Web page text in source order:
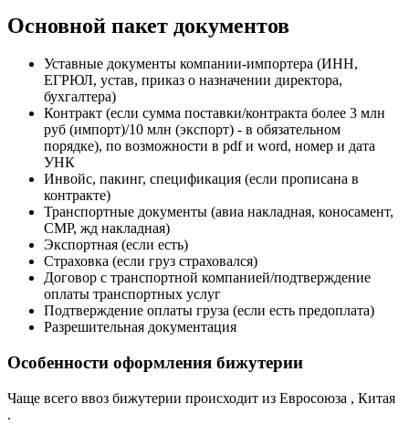
Основной пакет документов
Уставные документы компании-импортера (ИНН,
ЕГРЮЛ, устав, приказ о назначении директора,
бухгалтера)
Контракт (если сумма поставки/контракта более 3 млн
руб (импорт)/10 млн (экспорт) - в обязательном
порядке), по возможности в pdf и word, номер и дата
УНК
Инвойс, пакинг, спецификация (если прописана в
контракте)
Транспортные документы (авиа накладная, коносамент,
СМР, жд накладная)
Экспортная (если есть)
Страховка (если груз страховался)
Договор с транспортной компанией/подтверждение
оплаты транспортных услуг
Подтверждение оплаты груза (если есть предоплата)
Разрешительная документация
Особенности оформления бижутерии
Чаще всего ввоз бижутерии происходит из Евросоюза , Китая
.